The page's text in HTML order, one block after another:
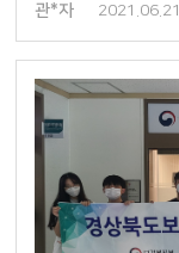
관*자 2021.06.21